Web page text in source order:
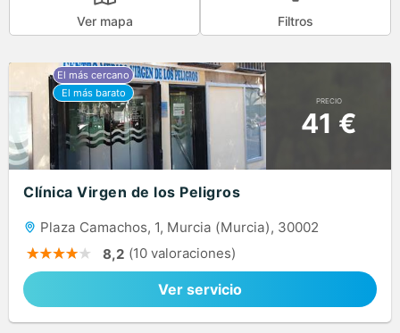
Ver mapa Filtros
PRECIO
41 €
Clínica Virgen de los Peligros
Plaza Camachos, 1, Murcia (Murcia), 30002
8,2 (10 valoraciones)
Ver servicio